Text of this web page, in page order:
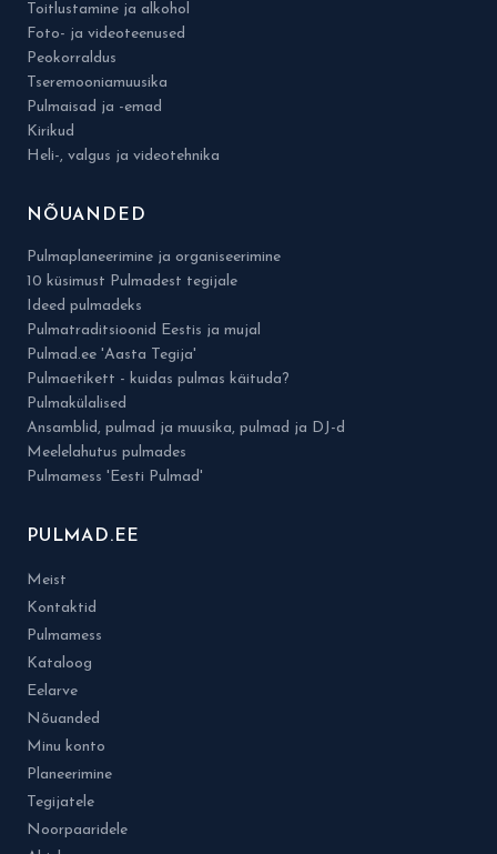
Toitlustamine ja alkohol
Foto- ja videoteenused
Peokorraldus
Tseremooniamuusika
Pulmaisad ja -emad
Kirikud
Heli-, valgus ja videotehnika
NÕUANDED
Pulmaplaneerimine ja organiseerimine
10 küsimust Pulmadest tegijale
Ideed pulmadeks
Pulmatraditsioonid Eestis ja mujal
Pulmad.ee 'Aasta Tegija'
Pulmaetikett - kuidas pulmas käituda?
Pulmakülalised
Ansamblid, pulmad ja muusika, pulmad ja DJ-d
Meelelahutus pulmades
Pulmamess 'Eesti Pulmad'
PULMAD.EE
Meist
Kontaktid
Pulmamess
Kataloog
Eelarve
Nõuanded
Minu konto
Planeerimine
Tegijatele
Noorpaaridele